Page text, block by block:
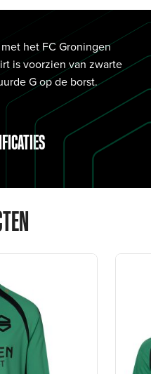
het FC Groningen
is voorzien van zwarte
G op de borst.